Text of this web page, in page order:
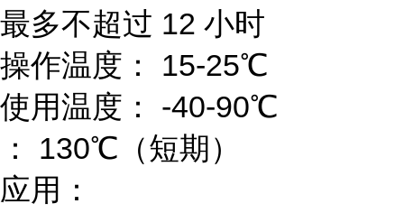
最多不超过 12 小时
操作温度： 15-25℃
使用温度： -40-90℃
： 130℃（短期）
应用：